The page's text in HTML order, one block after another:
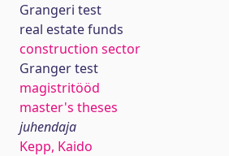
Grangeri test
real estate funds
construction sector
Granger test
magistritööd
master's theses
juhendaja
Kepp, Kaido